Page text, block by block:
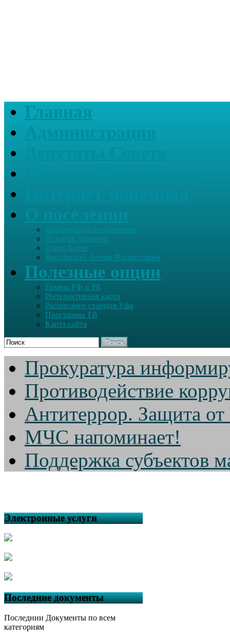
Главная
Информация о поселении
История деревень
Озеро Белое
Ковальский Антон Филиппович
Полезные опции
Гимны РФ и РБ
Интерактивная карта
Расписание станция Уфа
Программа ТВ
Карта сайта
Поиск
Прокуратура
Противодействие
Антитеррор. Защита
МЧС напоминает!
Поддержка субъектов
Электронные услуги
Последние документы
Последнии Документы по всем
категориям